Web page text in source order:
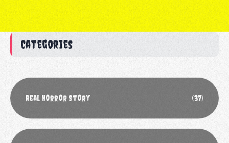
Categories
Real Horror Story (37)